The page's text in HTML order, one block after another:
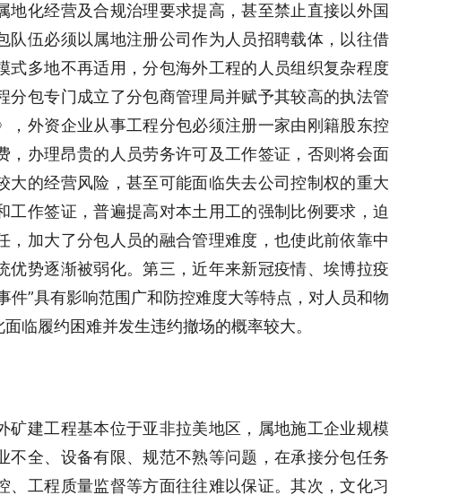
化经营及合规治理要求提高，甚至禁止直接以外国
队伍必须以属地注册公司作为人员招聘载体，以往借
多地不再适用，分包海外工程的人员组织复杂程度
分包专门成立了分包商管理局并赋予其较高的执法管
外资企业从事工程分包必须注册一家由刚籍股东控
，办理昂贵的人员劳务许可及工作签证，否则将会面
大的经营风险，甚至可能面临失去公司控制权的重大
作签证，普遍提高对本土用工的强制比例要求，迫
加大了分包人员的融合管理难度，也使此前依靠中
优势逐渐被弱化。第三，近年来新冠疫情、埃博拉疫
件”具有影响范围广和防控难度大等特点，对人员和物
临履约困难并发生违约撤场的概率较大。
建工程基本位于亚非拉美地区，属地施工企业规模
全、设备有限、规范不熟等问题，在承接分包任务
、工程质量监督等方面往往难以保证。其次，文化习